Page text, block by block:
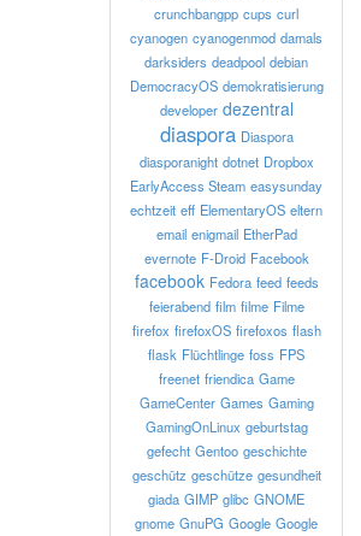
crunchbangpp cups curl
cyanogen cyanogenmod damals
darksiders deadpool debian
DemocracyOS demokratisierung
developer dezentral
diaspora Diaspora
diasporanight dotnet Dropbox
EarlyAccess Steam easysunday
echtzeit eff ElementaryOS eltern
email enigmail EtherPad
evernote F-Droid Facebook
facebook Fedora feed feeds
feierabend film filme Filme
firefox firefoxOS firefoxos flash
flask Flüchtlinge foss FPS
freenet friendica Game
GameCenter Games Gaming
GamingOnLinux geburtstag
gefecht Gentoo geschichte
geschütz geschütze gesundheit
giada GIMP glibc GNOME
gnome GnuPG Google Google